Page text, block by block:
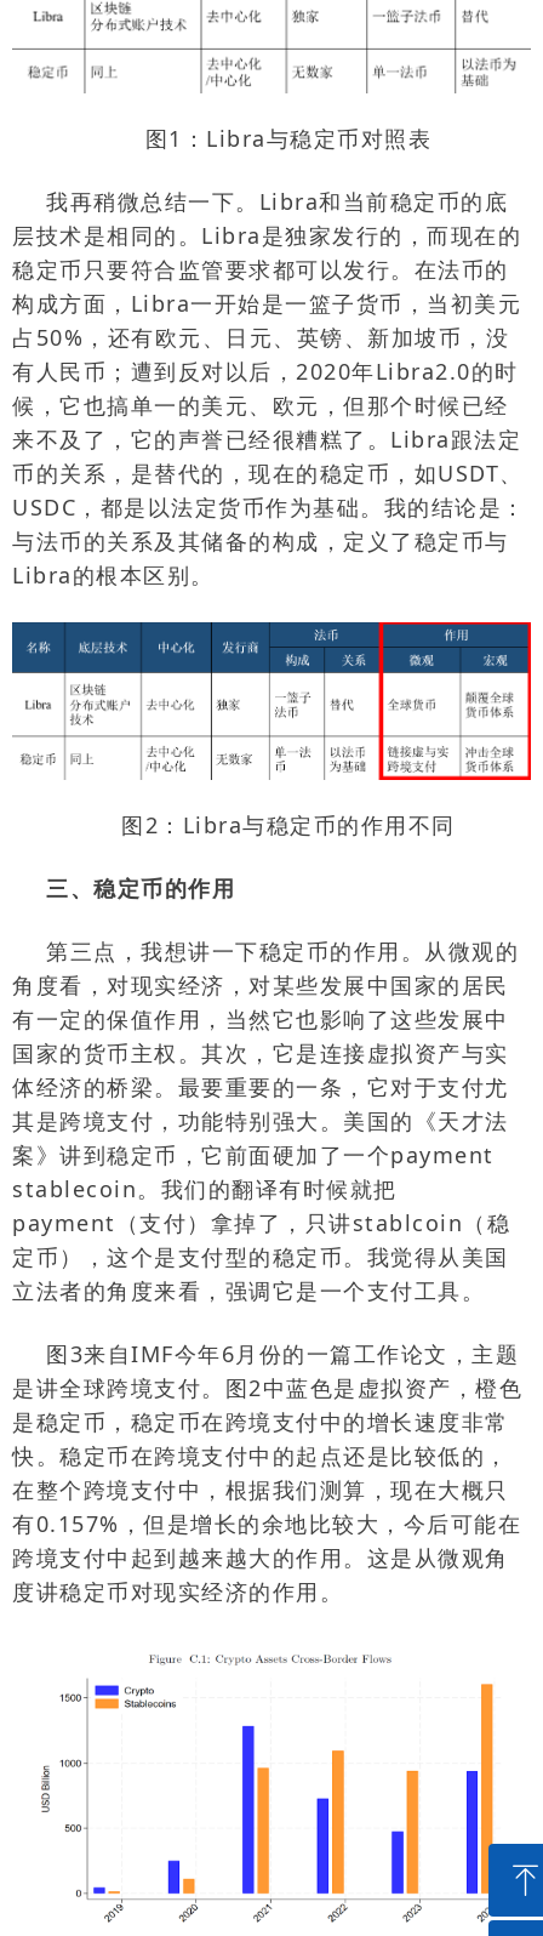
图1： Libra与稳定币对照表
我再稍微总结一下。 Libra和当前稳定币的底
层技术是相同的。 Libra是独家发行的，而现在的
稳定币只要符合监管要求都可以发行。在法币的
构成方面， Libra一开始是一篮子货币，当初美元
占 50% ，还有欧元、日元、英镑、新加坡币，没
有人民币；遭到反对以后， 2020年Libra2.0的时
候，它也搞单一的美元、欧元，但那个时候已经
来不及了，它的声誉已经很糟糕了。 Libra跟法定
币的关系，是替代的，现在的稳定币，如USDT、
USDC ，都是以法定货币作为基础。我的结论是：
与法币的关系及其储备的构成，定义了稳定币与
Libra的根本区别。
图2 ： Libra与稳定币的作用不同
三、稳定币的作用
第三点，我想讲一下稳定币的作用。从微观的
角度看，对现实经济，对某些发展中国家的居民
有一定的保值作用，当然它也影响了这些发展中
国家的货币主权。其次，它是连接虚拟资产与实
体经济的桥梁。最要重要的一条，它对于支付尤
其是跨境支付，功能特别强大。美国的《天才法
案》讲到稳定币，它前面硬加了一个payment
stablecoin。我们的翻译有时候就把
payment （支付）拿掉了，只讲stablcoin （稳
定币），这个是支付型的稳定币。我觉得从美国
立法者的角度来看，强调它是一个支付工具。
图3来自IMF今年6月份的一篇工作论文，主题
是讲全球跨境支付。图2中蓝色是虚拟资产，橙色
是稳定币，稳定币在跨境支付中的增长速度非常
快。稳定币在跨境支付中的起点还是比较低的，
在整个跨境支付中，根据我们测算，现在大概只
有0.157% ，但是增长的余地比较大，今后可能在
跨境支付中起到越来越大的作用。这是从微观角
度讲稳定币对现实经济的作用。